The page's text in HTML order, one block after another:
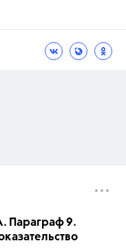
Параграф 9.